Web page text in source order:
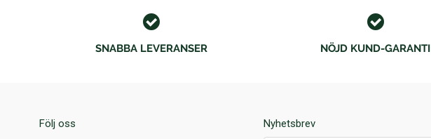
SNABBA LEVERANSER NÖJD KUND-GARANTI
Följ oss Nyhetsbrev